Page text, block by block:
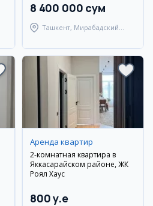
8 400 000 сум
Ташкент, Мирабадский
Аренда квартир
2-комнатная квартира в
Яккасарайском районе, ЖК
Роял Хаус
800 y.e